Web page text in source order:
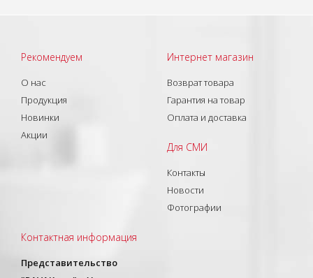
Рекомендуем
О нас
Продукция
Новинки
Акции
Интернет магазин
Возврат товара
Гарантия на товар
Оплата и доставка
Для СМИ
Контакты
Новости
Фотографии
Контактная информация
Представительство